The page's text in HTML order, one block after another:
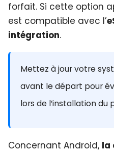
forfait. Si cette option
est compatible avec l’
intégration.
Mettez à jour votre
avant le départ pour
lors de l’installation du
Concernant Android, la